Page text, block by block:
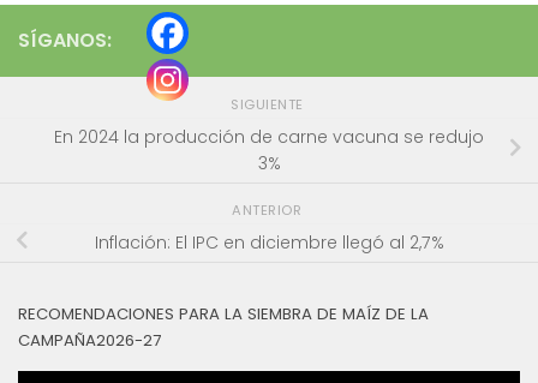
SÍGANOS:
SIGUIENTE
En 2024 la producción de carne vacuna se redujo
3%
ANTERIOR
Inflación: El IPC en diciembre llegó al 2,7%
RECOMENDACIONES PARA LA SIEMBRA DE MAÍZ DE LA
CAMPAÑA2026-27